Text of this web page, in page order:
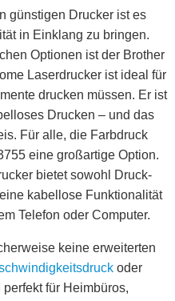
günstigen Drucker ist es
in Einklang zu bringen.
Optionen ist der Brother
Laserdrucker ist ideal für
drucken müssen. Er ist
Drucken – und das
Für alle, die Farbdruck
eine großartige Option.
bietet sowohl Druck-
kabellose Funktionalität
Telefon oder Computer.
keine erweiterten
oder
für Heimbüros,